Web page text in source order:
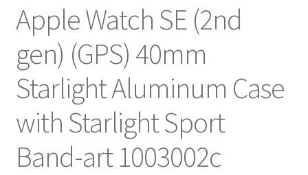
Apple Watch SE (2nd
gen) (GPS) 40mm
Starlight Aluminum Case
with Starlight Sport
Band-art 1003002c